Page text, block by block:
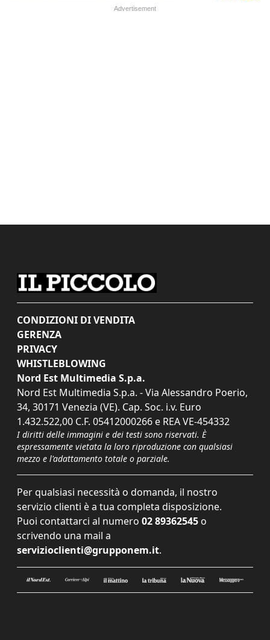
CONDIZIONI DI VENDITA
GERENZA
PRIVACY
WHISTLEBLOWING
Nord Est Multimedia S.p.a.
Nord Est Multimedia S.p.a. - Via Alessandro Poerio,
34, 30171 Venezia (VE). Cap. Soc. i.v. Euro
1.432.522,00 C.F. 05412000266 e REA VE-454332
I diritti delle immagini e dei testi sono riservati. È
espressamente vietata la loro riproduzione con qualsiasi
mezzo e l'adattamento totale o parziale.
Per qualsiasi necessità o domanda, il nostro
servizio clienti è a tua completa disposizione.
Puoi contattarci al numero 02 89362545 o
scrivendo una mail a
servizioclienti@grupponem.it.